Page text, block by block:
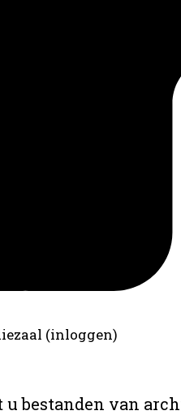
(inloggen)
u bestanden van